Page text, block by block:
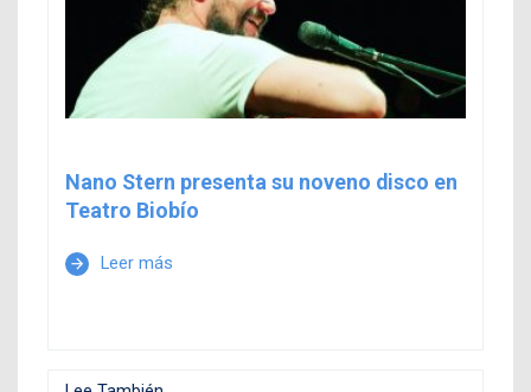
Nano Stern presenta su noveno disco en
Teatro Biobío
arrow_forward Leer más